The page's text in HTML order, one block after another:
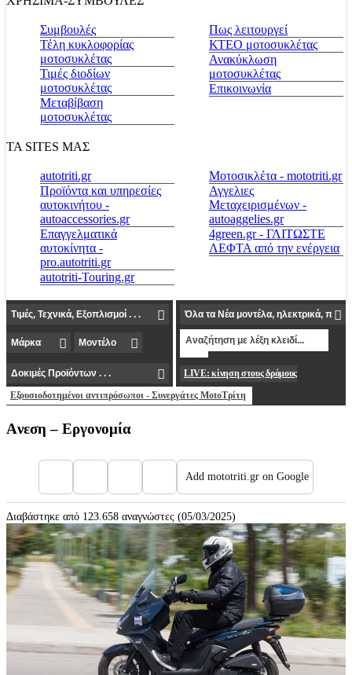
Συμβουλές
Τέλη κυκλοφορίας
μοτοσυκλέτας
Τιμές διοδίων
μοτοσυκλέτας
Μεταβίβαση
μοτοσυκλέτας
Πως λειτουργεί
ΚΤΕΟ μοτοσυκλέτας
Ανακύκλωση
μοτοσυκλέτας
Επικοινωνία
ΤΑ SITES ΜΑΣ
autotriti.gr
Προϊόντα και υπηρεσίες
αυτοκινήτου -
autoaccessories.gr
Επαγγελματικά
αυτοκίνητα -
pro.autotriti.gr
autotriti-Touring.gr
Μοτοσικλέτα - mototriti.gr
Αγγελιες
Μεταχειρισμένων -
autoaggelies.gr
4green.gr - ΓΛΙΤΩΣΤΕ
ΛΕΦΤΑ από την ενέργεια
LIVE: κίνηση στους δρόμους
Εξουσιοδοτημένοι αντιπρόσωποι - Συνεργάτες MotoΤρίτη
Aνεση – Εργονομία
Add mototriti.gr on Google
Διαβάστηκε από 123.658 αναγνώστες (05/03/2025)